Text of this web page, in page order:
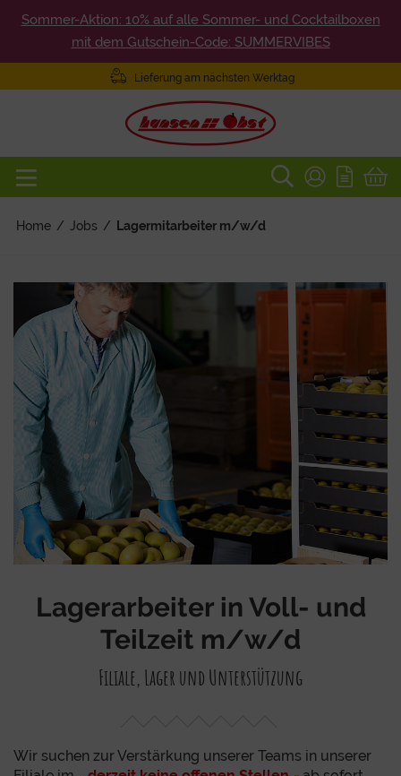
Sommer-Aktion: 10% auf alle Sommer- und Cocktailboxen
mit dem Gutschein-Code: SUMMERVIBES
Lieferung am nächsten Werktag
Home / Jobs / Lagermitarbeiter m/w/d
Lagerarbeiter in Voll- und
Teilzeit m/w/d
Filiale, Lager und Unterstützung
Wir suchen zur Verstärkung unserer Teams in unserer